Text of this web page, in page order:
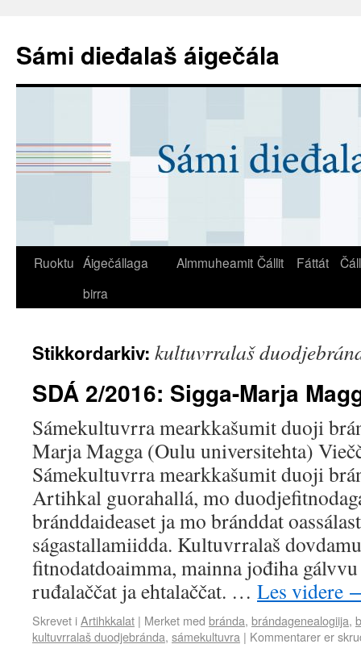
Sámi dieđalaš áigečála
Ruoktu Áigečállaga
birra
Almmuheamit Čállit Fáttát
Stikkordarkiv: kultuvrralaš
SDÁ 2/2016: Sigga-Marja
Sámekultuvrra mearkkašumit duoji
Marja Magga (Oulu universitehta)
Sámekultuvrra mearkkašumit duoji
Artihkal guorahallá, mo
bránddaideaset ja mo bránddat
ságastallamiidda. Kultuvrralaš
fitnodatdoaimma, mainna jođiha
ruđalaččat ja ehtalaččat. … Les videre
Skrevet iArtihkkalat | Merket med bránda, brándagenealogiija,
kultuvrralaš duodjebránda, sámekultuvra | Kommentarer er